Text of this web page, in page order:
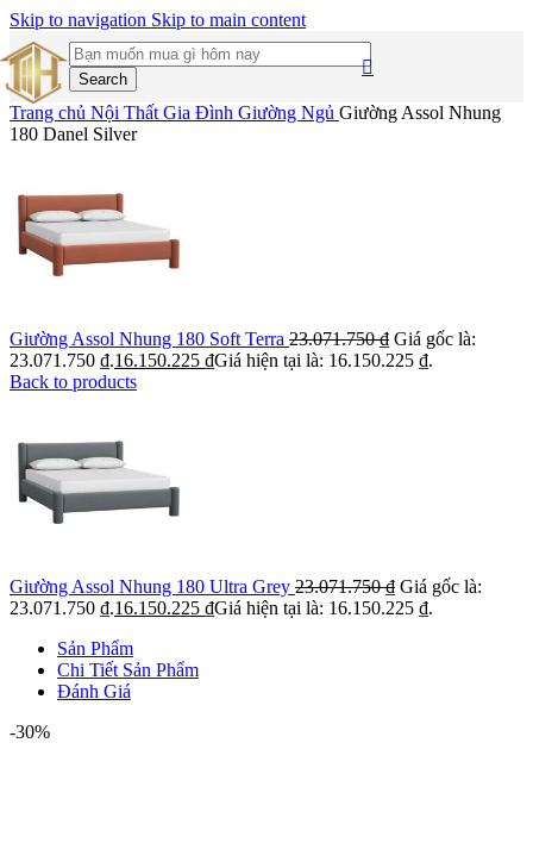
Skip to navigation Skip to main content
Search
Trang chủ Nội Thất Gia Đình Giường Ngủ Giường Assol Nhung
180 Danel Silver
Giường Assol Nhung 180 Soft Terra 23.071.750₫ Giá gốc là:
23.071.750 ₫.16.150.225 ₫Giá hiện tại là: 16.150.225 ₫.
Back to products
Giường Assol Nhung 180 Ultra Grey 23.071.750₫ Giá gốc là:
23.071.750 ₫.16.150.225 ₫Giá hiện tại là: 16.150.225 ₫.
Sản Phẩm
Chi Tiết Sản Phẩm
Đánh Giá
-30%